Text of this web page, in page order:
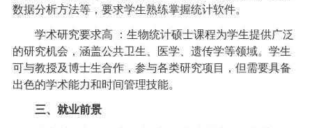
数据分析方法等，要求学生熟练掌握统计软件。
学术研究要求高 ：生物统计硕士课程为学生提供广泛
的研究机会，涵盖公共卫生、医学、遗传学等领域。学生
可与教授及博士生合作，参与各类研究项目，但需要具备
出色的学术能力和时间管理技能。
三、就业前景